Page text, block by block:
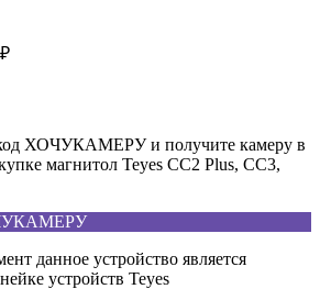
₽
ХОЧУКАМЕРУ и получите камеру в
магнитол Teyes CC2 Plus, CC3,
данное устройство является
устройств Teyes